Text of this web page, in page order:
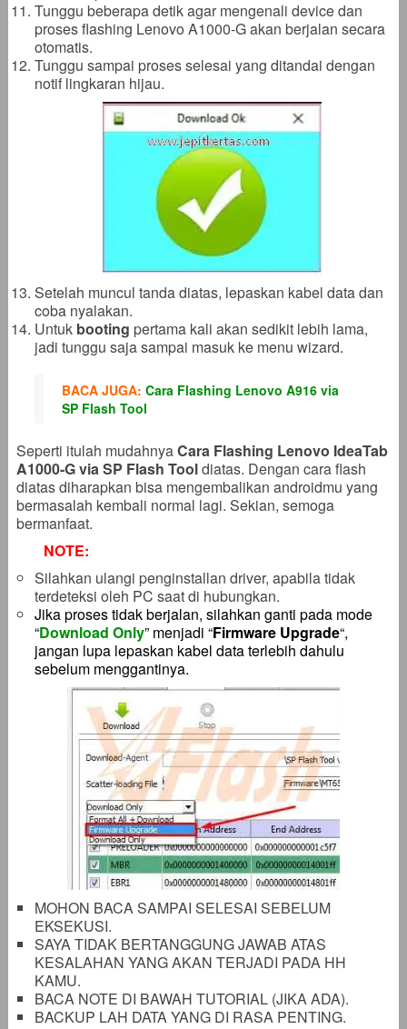
Tunggu beberapa detik agar mengenali device dan
proses flashing Lenovo A1000-G akan berjalan secara
otomatis.
Tunggu sampai proses selesai yang ditandai dengan
notif lingkaran hijau.
Setelah muncul tanda diatas, lepaskan kabel data dan
coba nyalakan.
Untuk booting pertama kali akan sedikit lebih lama,
jadi tunggu saja sampai masuk ke menu wizard.
BACA JUGA: Cara Flashing Lenovo A916 via
SP Flash Tool
Seperti itulah mudahnyaCara Flashing Lenovo IdeaTab
A1000-G via SP Flash Tooldiatas. Dengan cara flash
diatas diharapkan bisa mengembalikan androidmu yang
bermasalah kembali normal lagi. Sekian, semoga
bermanfaat.
NOTE:
Silahkan ulangi penginstallan driver, apabila tidak
terdeteksi oleh PC saat di hubungkan.
Jika proses tidak berjalan, silahkan ganti pada mode
“Download Only” menjadi “Firmware Upgrade“,
jangan lupa lepaskan kabel data terlebih dahulu
sebelum menggantinya.
MOHON BACA SAMPAI SELESAI SEBELUM
EKSEKUSI.
SAYA TIDAK BERTANGGUNG JAWAB ATAS
KESALAHAN YANG AKAN TERJADI PADA HH
KAMU.
BACA NOTE DI BAWAH TUTORIAL (JIKA ADA).
BACKUP LAH DATA YANG DI RASA PENTING.